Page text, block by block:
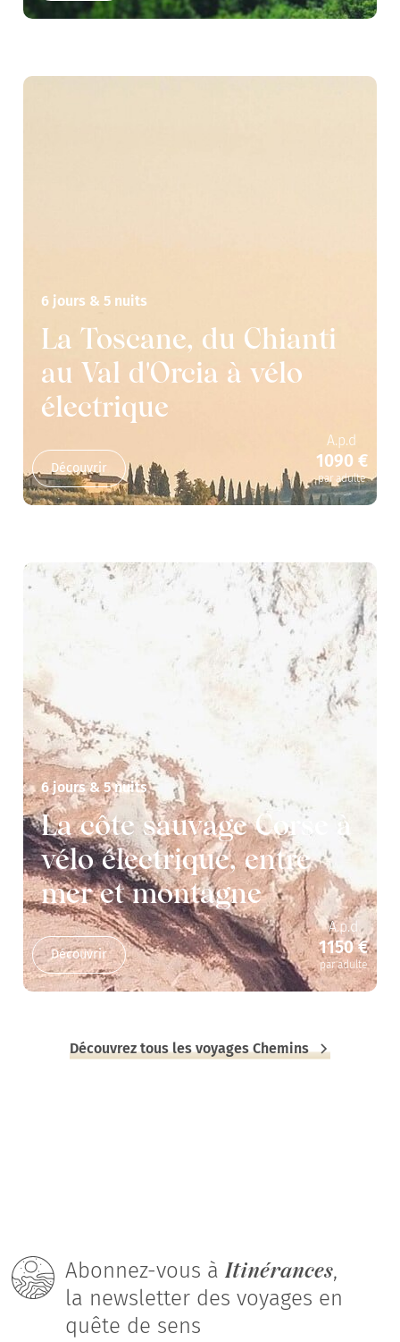
6 jours & 5 nuits
La Toscane, du Chianti
au Val d'Orcia à vélo
électrique
Découvrir
A.p.d
1090 €
par adulte
6 jours & 5 nuits
La côte sauvage Corse à
vélo électrique, entre
mer et montagne
Découvrir
A.p.d
1150 €
par adulte
Découvrez tous les voyages Chemins
Abonnez-vous àItinérances,
la newsletter des voyages en
quête de sens